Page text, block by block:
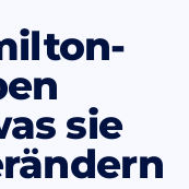
sie